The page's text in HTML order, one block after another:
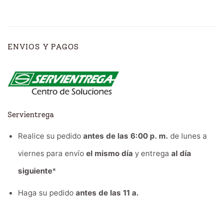
ENVIOS Y PAGOS
Servientrega
Realice su pedido antes de las 6:00 p. m. de lunes a
viernes para envío el mismo día y entrega al día
siguiente*
Haga su pedido antes de las 11 a.